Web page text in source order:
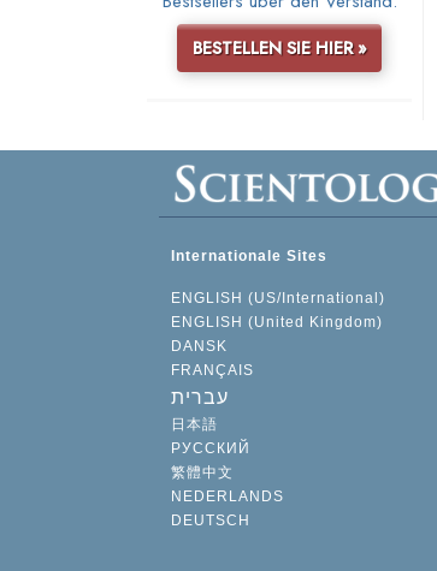
BESTELLEN SIE HIER »
Internationale Sites
ENGLISH (US/International)
ENGLISH (United Kingdom)
DANSK
FRANÇAIS
עברית
日本語
РУССКИЙ
繁體中文
NEDERLANDS
DEUTSCH